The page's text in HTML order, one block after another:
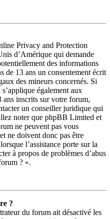
Privacy and Protection
d’Amérique qui demande
des informations
de 13 ans un consentement écrit
des mineurs concernés. Si
également aux
ans inscrits sur votre forum,
un conseiller juridique qui
noter que phpBB Limited et
ne peuvent pas vous
ne doivent donc pas être
l’assistance porte sur la
à propos de problèmes d’abus
? ».
?
du forum ait désactivé les